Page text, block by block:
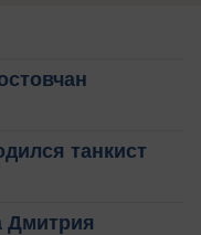
танкист
Дмитрия